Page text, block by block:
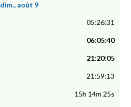
dim., août 9
05:26:31
06:05:40
21:20:05
21:59:13
15h 14m 25s